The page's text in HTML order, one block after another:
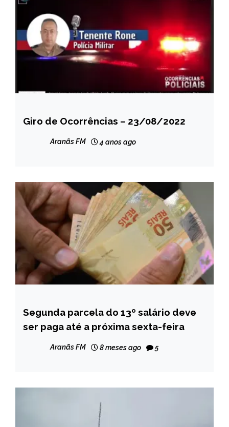
CAPELINHA
NOTÍCIAS
Giro de Ocorrências – 23/08/2022
Aranãs FM 4 anos ago
BRASIL
NOTÍCIAS
Segunda parcela do 13º salário deve
ser paga até a próxima sexta-feira
Aranãs FM 8 meses ago 5